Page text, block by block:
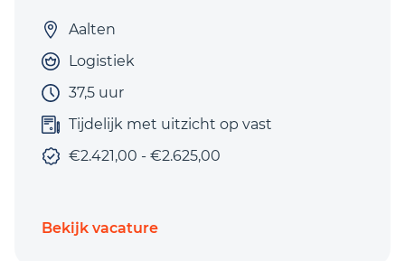
Aalten
Logistiek
37,5 uur
Tijdelijk met uitzicht op vast
€2.421,00 - €2.625,00
Bekijk vacature